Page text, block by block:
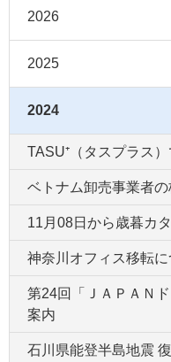
2026
2025
2024
TASU⁺（タスプラス
ベトナム卸売事業者
11月08日から歳暮カ
神奈川オフィス移転に
第24回「ＪＡＰＡＮ
案内
石川県能登半島地震